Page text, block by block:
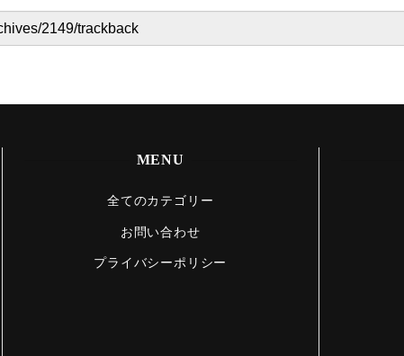
MENU
全てのカテゴリー
お問い合わせ
プライバシーポリシー